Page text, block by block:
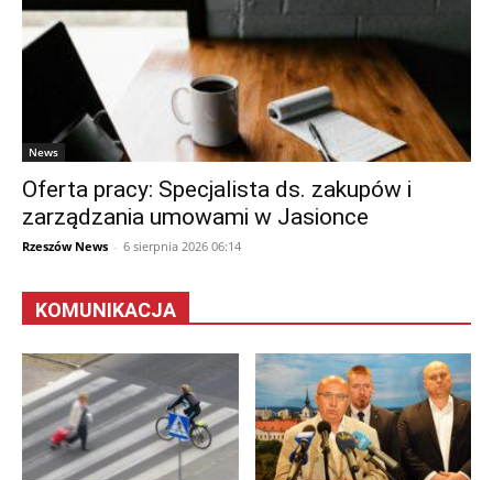
News
Oferta pracy: Specjalista ds. zakupów i
zarządzania umowami w Jasionce
Rzeszów News - 6 sierpnia 2026 06:14
KOMUNIKACJA